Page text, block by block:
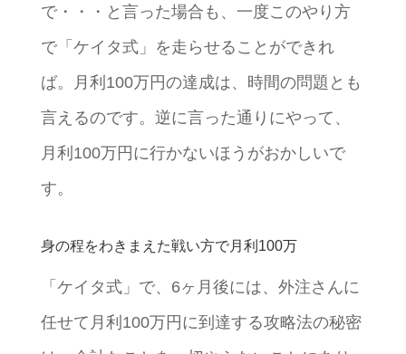
で・・・と言った場合も、一度このやり方
で「ケイタ式」を走らせることができれ
ば。月利100万円の達成は、時間の問題とも
言えるのです。逆に言った通りにやって、
月利100万円に行かないほうがおかしいで
す。
身の程をわきまえた戦い方で月利100万
「ケイタ式」で、6ヶ月後には、外注さんに
任せて月利100万円に到達する攻略法の秘密